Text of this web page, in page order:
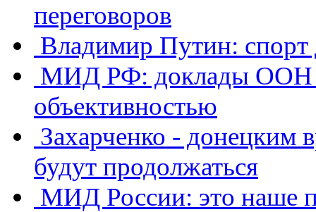
переговоров
Владимир Путин:
МИД РФ: доклады ООН о
объективностью
Захарченко - донецким
будут продолжаться
МИД России: это наше